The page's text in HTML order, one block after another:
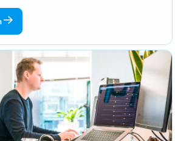
und mitgeschickt. Ohne
wir deine Sendung nicht korrekt
dauert länger.
Schicke den Schlüssel in einem
mit. Klebe den Schlüssel nicht außen
können wir deinen Akku nicht